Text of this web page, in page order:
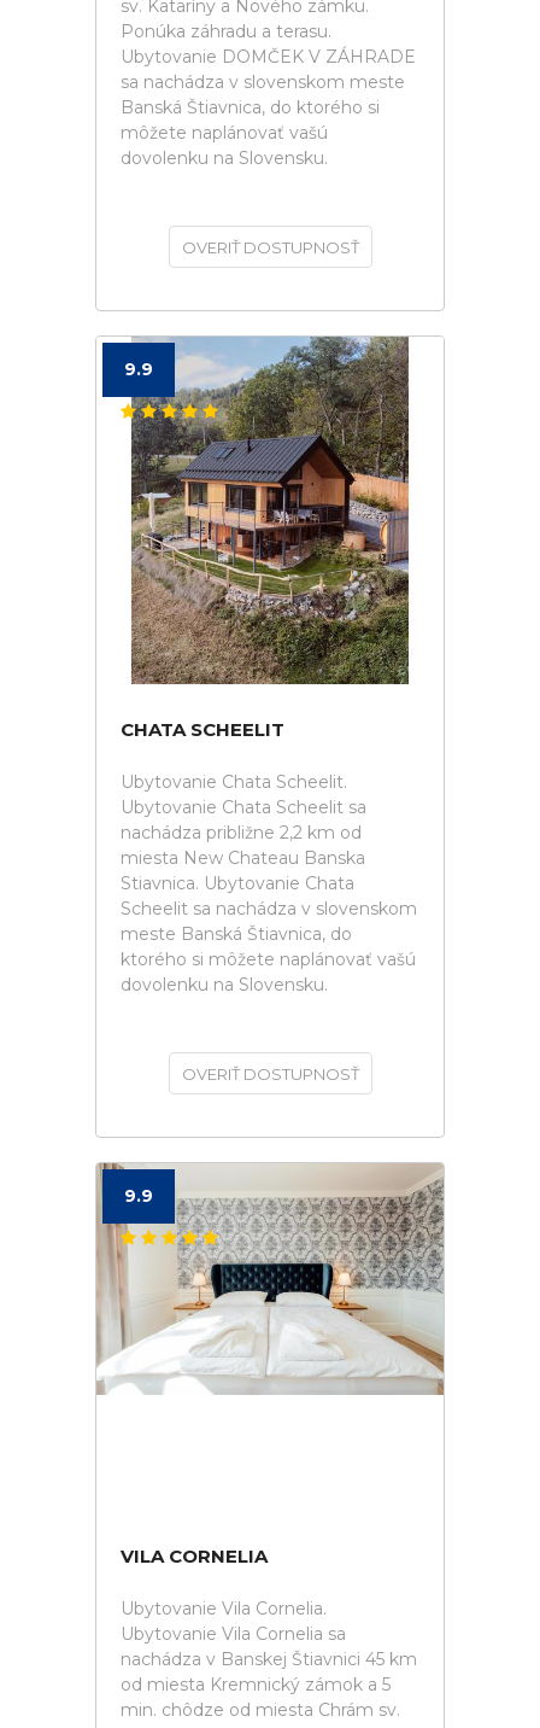
sv. Kataríny a Nového zámku.
Ponúka záhradu a terasu.
Ubytovanie DOMČEK V ZÁHRADE
sa nachádza v slovenskom meste
Banská Štiavnica, do ktorého si
môžete naplánovať vašú
dovolenku na Slovensku.
OVERIŤ DOSTUPNOSŤ
9.9
CHATA SCHEELIT
Ubytovanie Chata Scheelit.
Ubytovanie Chata Scheelit sa
nachádza približne 2,2 km od
miesta New Chateau Banska
Stiavnica. Ubytovanie Chata
Scheelit sa nachádza v slovenskom
meste Banská Štiavnica, do
ktorého si môžete naplánovať vašú
dovolenku na Slovensku.
OVERIŤ DOSTUPNOSŤ
9.9
VILA CORNELIA
Ubytovanie Vila Cornelia.
Ubytovanie Vila Cornelia sa
nachádza v Banskej Štiavnici 45 km
od miesta Kremnický zámok a 5
min. chôdze od miesta Chrám sv.